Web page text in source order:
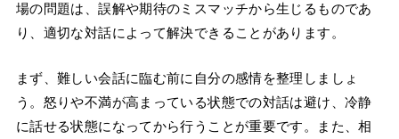
場の問題は、誤解や期待のミスマッチから生じるものであ
り、適切な対話によって解決できることがあります。
まず、難しい会話に臨む前に自分の感情を整理しましょ
う。怒りや不満が高まっている状態での対話は避け、冷静
に話せる状態になってから行うことが重要です。また、相